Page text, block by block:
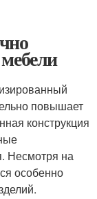
повышает
конструкция
Несмотря на
особенно